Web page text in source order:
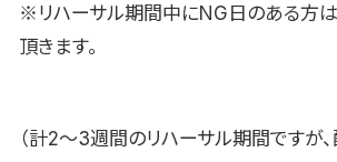
※リハーサル期間中にNG日のある方は
頂きます。
（計2〜3週間のリハーサル期間ですが、